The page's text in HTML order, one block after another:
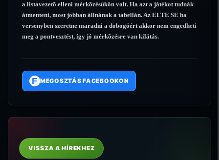
a listavezetõ elleni mérkõzésükön volt. Ha azt a játékot tudnák
átmenteni, most jobban állnának a tabellán. Az ELTE SE ha
versenyben szeretne maradni a dobogóért akkor nem engedheti
meg a pontvesztést, így jó mérkõzésre van kilátás.
F MEGOSZTÁS FACEBOOKON
VISSZA A HÍREKHEZ